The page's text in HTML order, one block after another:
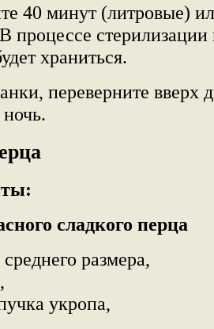
40 минут (литровые)
процессе
храниться.
переверните вверх
ночь.
сладкого перца
размера,
укропа,